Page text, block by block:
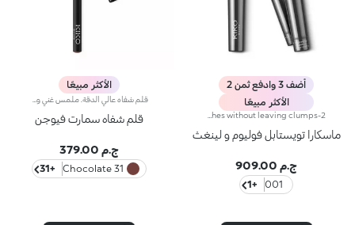
أضف 3 وادفع ثمن 2
الأكثر مبيعًا
ماسكارا تويستابل فوليوم و لينغث
ج.م 909.00
001
+1
الأكثر مبيعًا
قلم شفاه سمارت فيوجن
ج.م 379.00
31 Chocolate
+31